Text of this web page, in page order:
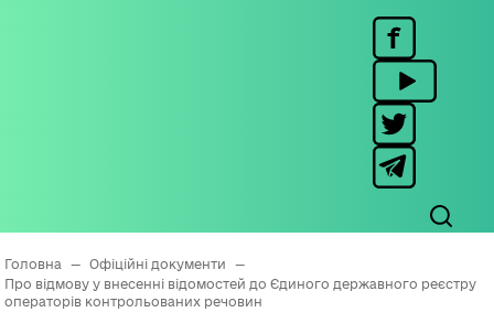
Головна — Офіційні документи
—
Про відмову у внесенні відомостей до Єдиного державного реєстру
операторів контрольованих речовин